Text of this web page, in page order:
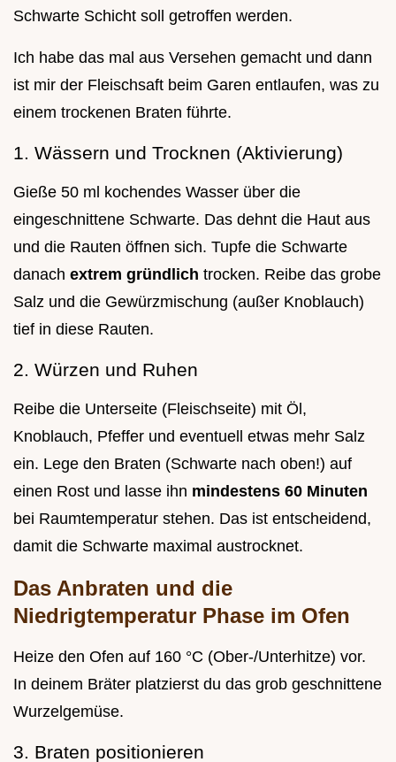
Schwarte Schicht soll getroffen werden.
Ich habe das mal aus Versehen gemacht und dann
ist mir der Fleischsaft beim Garen entlaufen, was zu
einem trockenen Braten führte.
1. Wässern und Trocknen (Aktivierung)
Gieße 50 ml kochendes Wasser über die
eingeschnittene Schwarte. Das dehnt die Haut aus
und die Rauten öffnen sich. Tupfe die Schwarte
danach extrem gründlich trocken. Reibe das grobe
Salz und die Gewürzmischung (außer Knoblauch)
tief in diese Rauten.
2. Würzen und Ruhen
Reibe die Unterseite (Fleischseite) mit Öl,
Knoblauch, Pfeffer und eventuell etwas mehr Salz
ein. Lege den Braten (Schwarte nach oben!) auf
einen Rost und lasse ihn mindestens 60 Minuten
bei Raumtemperatur stehen. Das ist entscheidend,
damit die Schwarte maximal austrocknet.
Das Anbraten und die
Niedrigtemperatur Phase im Ofen
Heize den Ofen auf 160 °C (Ober-/Unterhitze) vor.
In deinem Bräter platzierst du das grob geschnittene
Wurzelgemüse.
3. Braten positionieren